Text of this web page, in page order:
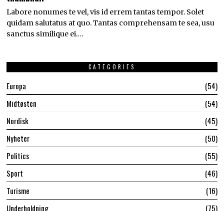
Labore nonumes te vel, vis id errem tantas tempor. Solet
quidam salutatus at quo. Tantas comprehensam te sea, usu
sanctus similique ei.…
CATEGORIES
Europa
54
Midtøsten
54
Nordisk
45
Nyheter
50
Politics
55
Sport
46
Turisme
16
Underholdning
75